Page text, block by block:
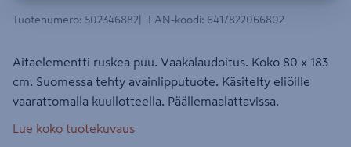
Tuotenumero: 502346882 EAN-koodi: 6417822066802
Aitaelementti ruskea puu. Vaakalaudoitus. Koko 80 x 183
cm. Suomessa tehty avainlipputuote. Käsitelty eliöille
vaarattomalla kuullotteella. Päällemaalattavissa.
Lue koko tuotekuvaus